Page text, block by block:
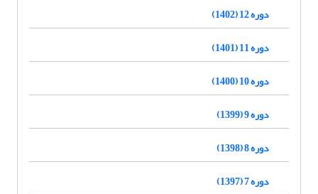
دوره 12 (1402)
دوره 11 (1401)
دوره 10 (1400)
دوره 9 (1399)
دوره 8 (1398)
دوره 7 (1397)